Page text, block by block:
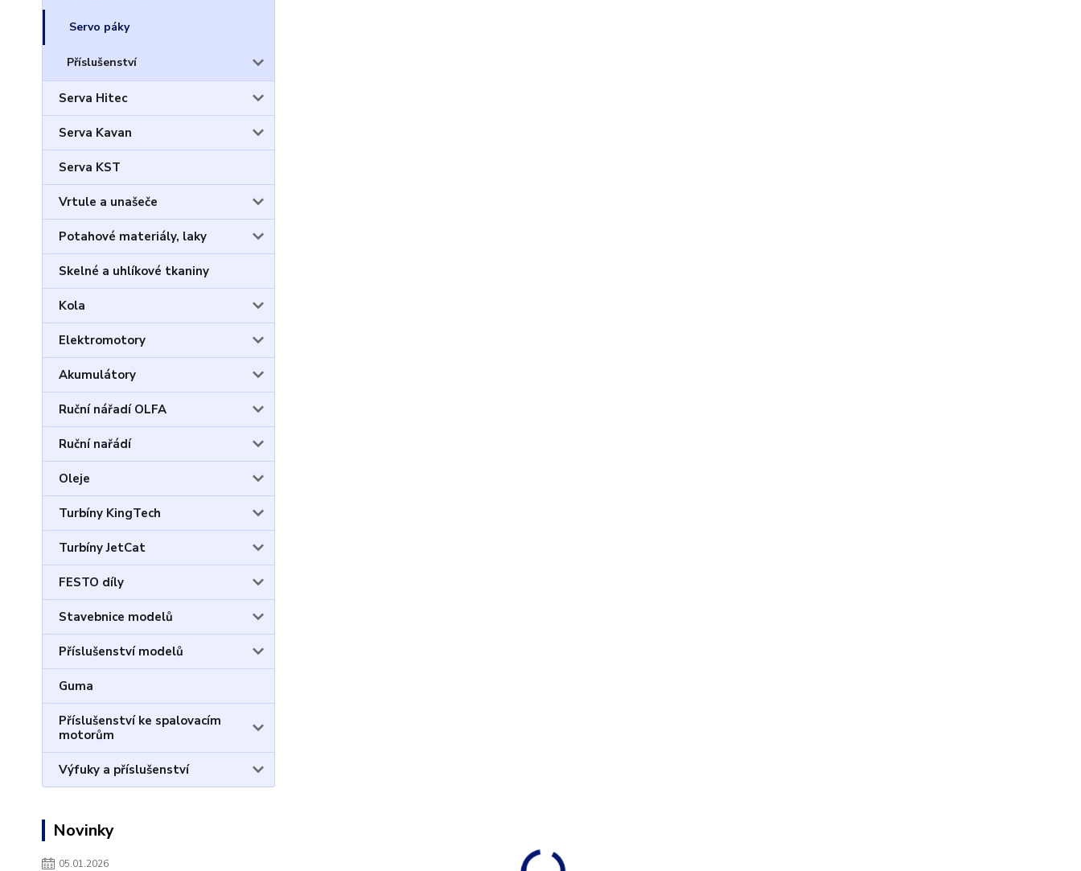
Servo páky
Příslušenství
Serva Hitec
Serva Kavan
Serva KST
Vrtule a unašeče
Potahové materiály, laky
Skelné a uhlíkové tkaniny
Kola
Elektromotory
Akumulátory
Ruční nářadí OLFA
Ruční nařádí
Oleje
Turbíny KingTech
Turbíny JetCat
FESTO díly
Stavebnice modelů
Příslušenství modelů
Guma
Příslušenství ke spalovacím
motorům
Výfuky a příslušenství
Novinky
05.01.2026